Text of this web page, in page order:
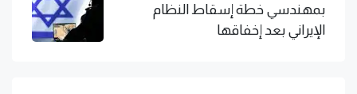
بمهندسي خطة إسقاط النظام
الإيراني بعد إخفاقها